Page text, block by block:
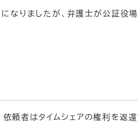
なりましたが、弁護士が公証役
頼者はタイムシェアの権利を返還